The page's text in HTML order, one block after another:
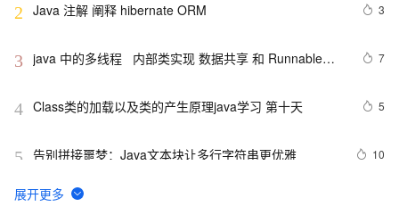
2 Java 注解 阐释 hibernate ORM 3
3 java 中的多线程   内部类实现 数据共享 和 Runnable实
7
4 Class类的加载以及类的产生原理java学习 第十天 5
5 10
6 【JavaWeb】一文搞懂Java过滤器与拦截器的区别